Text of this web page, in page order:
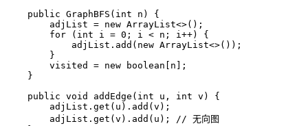
public GraphBFS ( int n)
{
        adjList =
new ArrayList<>();
for ( int i = 0 ; i < n; i++) {
            adjList.add(
new ArrayList<>());
        }
        visited =
new boolean [n];
    }
public void addEdge ( int u, int v)
{
        adjList.get(u).add(v);
        adjList.get(v).add(u);
// 无向图